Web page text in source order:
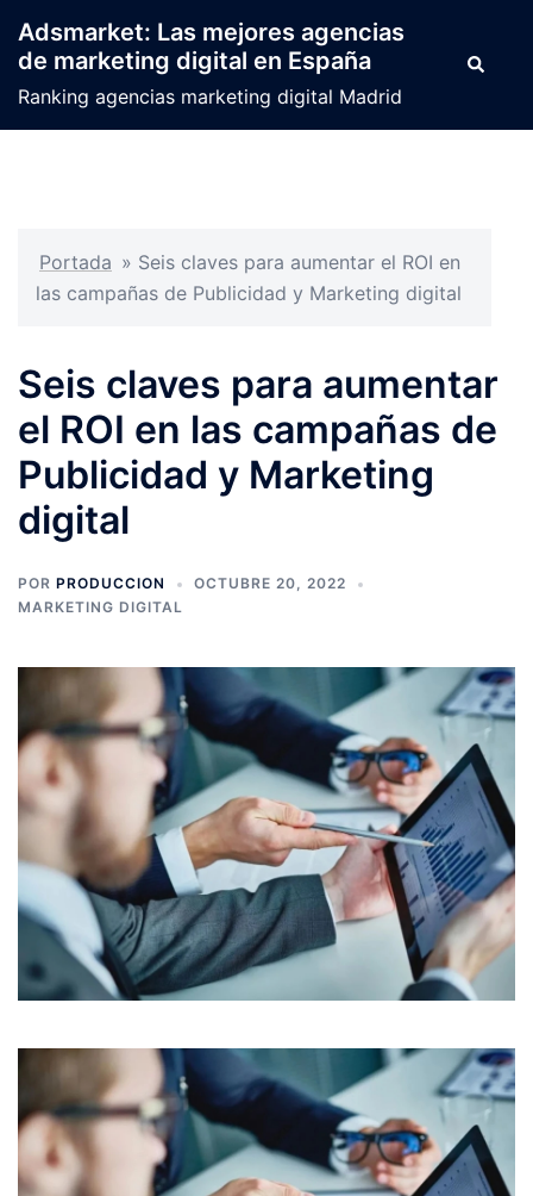
contenido
Adsmarket: Las mejores agencias
de marketing digital en España
Ranking agencias marketing digital Madrid
Buscar
Portada » Seis claves para aumentar el ROI en
las campañas de Publicidad y Marketing digital
Seis claves para aumentar
el ROI en las campañas de
Publicidad y Marketing
digital
POR PRODUCCION
OCTUBRE 20, 2022
MARKETING DIGITAL